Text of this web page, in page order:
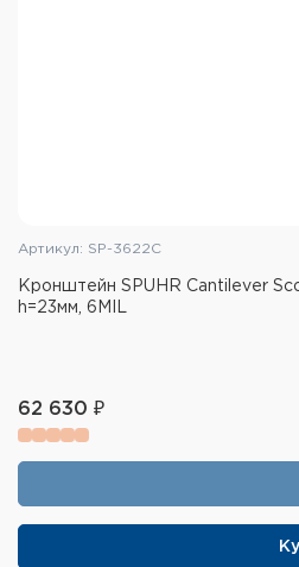
Артикул: SP-3622C
Кронштейн SPUHR Cantilever
h=23мм, 6MIL
62 630 ₽